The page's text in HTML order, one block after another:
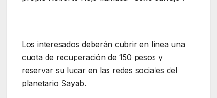
Los interesados deberán cubrir en línea una
cuota de recuperación de 150 pesos y
reservar su lugar en las redes sociales del
planetario Sayab.